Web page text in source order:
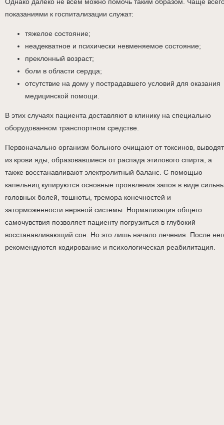
показаниями к госпитализации служат:
тяжелое состояние;
неадекватное и психически невменяемое состояние;
преклонный возраст;
боли в области сердца;
отсутствие на дому у пострадавшего условий для оказания
медицинской помощи.
В этих случаях пациента доставляют в клинику на специально
оборудованном транспортном средстве.
Первоначально организм больного очищают от токсинов, выводят
из крови яды, образовавшиеся от распада этилового спирта, а
также восстанавливают электролитный баланс. С помощью
капельниц купируются основные проявления запоя в виде
головных болей, тошноты, тремора конечностей и
заторможенности нервной системы. Нормализация общего
самочувствия позволяет пациенту погрузиться в глубокий
восстанавливающий сон. Но это лишь начало лечения. После
рекомендуются кодирование и психологическая реабилитация.